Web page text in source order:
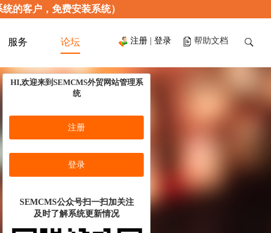
的客户，免费安装系统）
服务 论坛 注册 |登录 帮助文档
HI,欢迎来到SEMCMS外贸网站管理系
统
注册
登录
SEMCMS公众号扫一扫加关注
及时了解系统更新情况